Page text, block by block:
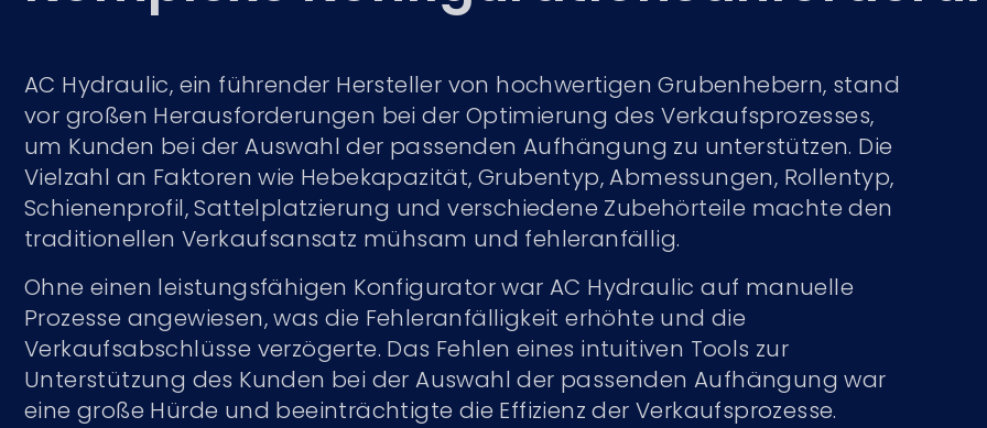
AC Hydraulic, ein führender Hersteller von hochwertigen Grubenhebern, stand
vor großen Herausforderungen bei der Optimierung des Verkaufsprozesses,
um Kunden bei der Auswahl der passenden Aufhängung zu unterstützen. Die
Vielzahl an Faktoren wie Hebekapazität, Grubentyp, Abmessungen, Rollentyp,
Schienenprofil, Sattelplatzierung und verschiedene Zubehörteile machte den
traditionellen Verkaufsansatz mühsam und fehleranfällig.
Ohne einen leistungsfähigen Konfigurator war AC Hydraulic auf manuelle
Prozesse angewiesen, was die Fehleranfälligkeit erhöhte und die
Verkaufsabschlüsse verzögerte. Das Fehlen eines intuitiven Tools zur
Unterstützung des Kunden bei der Auswahl der passenden Aufhängung war
eine große Hürde und beeinträchtigte die Effizienz der Verkaufsprozesse.